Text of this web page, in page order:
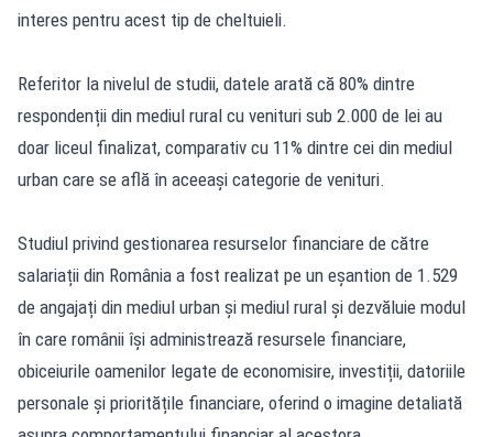
interes pentru acest tip de cheltuieli.
Referitor la nivelul de studii, datele arată că 80% dintre
respondenții din mediul rural cu venituri sub 2.000 de lei au
doar liceul finalizat, comparativ cu 11% dintre cei din mediul
urban care se află în aceeași categorie de venituri.
Studiul privind gestionarea resurselor financiare de către
salariații din România a fost realizat pe un eșantion de 1.529
de angajați din mediul urban și mediul rural și dezvăluie modul
în care românii își administrează resursele financiare,
obiceiurile oamenilor legate de economisire, investiții, datoriile
personale și prioritățile financiare, oferind o imagine detaliată